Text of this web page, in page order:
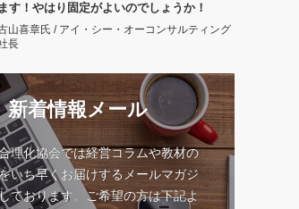
ます！やはり固定がよいのでしょうか！
山喜章氏 / アイ・シー・オーコンサルティング
長
新着情報メール
理化協会では経営コラムや教材の
いち早くお届けするメールマガジ
ております。ご希望の方は下記よ